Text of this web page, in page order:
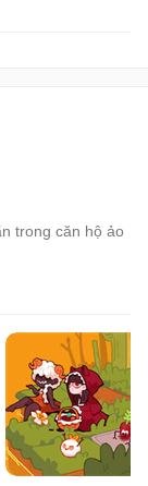
trong căn hộ ảo